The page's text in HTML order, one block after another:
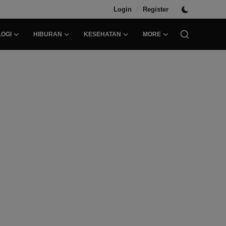
Login / Register
HIBURAN KESEHATAN MORE